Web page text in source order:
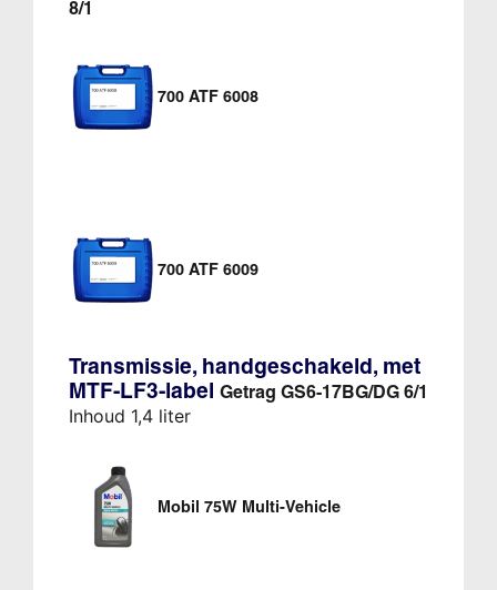
8/1
700 ATF 6008
700 ATF 6009
Transmissie, handgeschakeld, met
MTF-LF3-label Getrag GS6-17BG/DG 6/1
Inhoud 1,4 liter
Mobil 75W Multi-Vehicle